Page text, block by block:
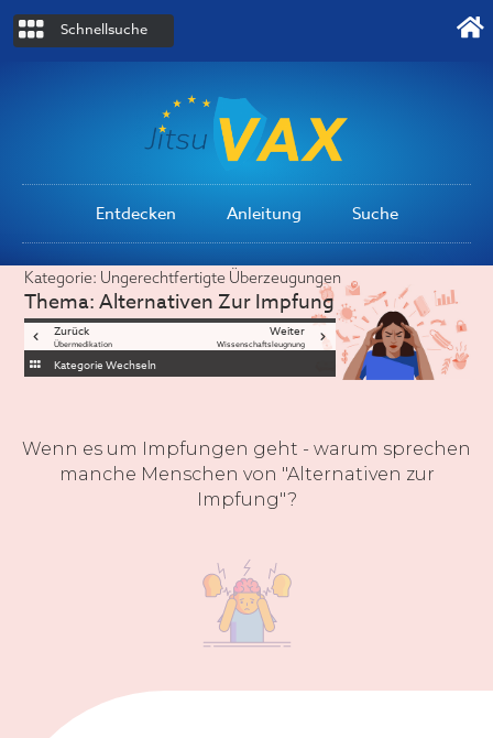
Schnellsuche
Entdecken Anleitung Suche
Kategorie: Ungerechtfertigte Überzeugungen
Thema:Alternativen Zur Impfung
Zurück
Übermedikation
Weiter
Wissenschaftsleugnung
Kategorie Wechseln
Wenn es um Impfungen geht - warum sprechen
manche Menschen von "Alternativen zur
Impfung"?